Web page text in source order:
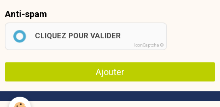
Anti-spam
CLIQUEZ POUR VALIDER
IconCaptcha ©
Ajouter